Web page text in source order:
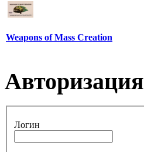
Weapons of Mass Creation
Авторизация
Логин